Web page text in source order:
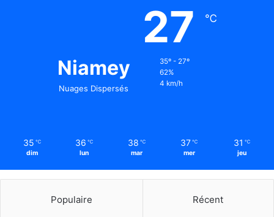
Niamey
Nuages Dispersés
27 ℃
35º - 27º
62%
4 km/h
35 ℃
dim
36 ℃
lun
38 ℃
mar
37 ℃
mer
31 ℃
jeu
Populaire Récent